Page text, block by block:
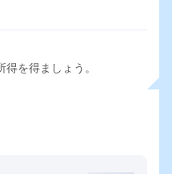
を得ましょう。